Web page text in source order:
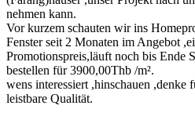
nehmen kann.
Vor kurzem schauten wir ins
Fenster seit 2 Monaten im Angebot
Promotionspreis,läuft noch bis Ende
bestellen für 3900,00Thb /m².
wens interessiert ,hinschauen ,denke
leistbare Qualität.